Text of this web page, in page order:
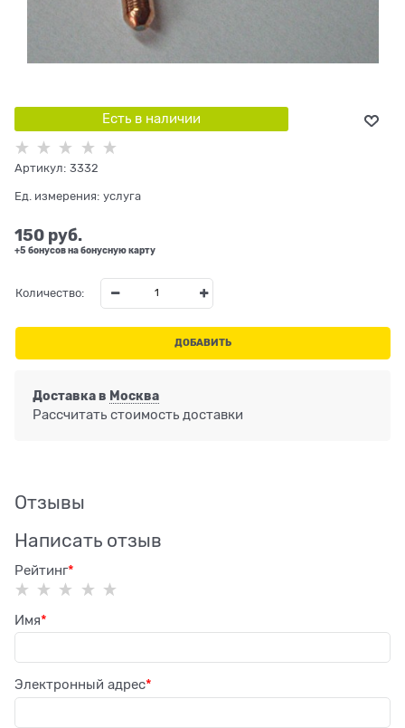
Есть в наличии
Артикул: 3332
Ед. измерения: услуга
150 руб.
+5 бонусов на бонусную карту
Количество:
ДОБАВИТЬ
Доставка в Москва
Рассчитать стоимость доставки
Отзывы
Написать отзыв
Рейтинг
Имя
Электронный адрес